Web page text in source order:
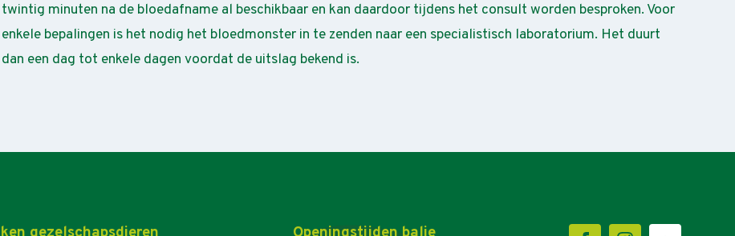
twintig minuten na de bloedafname al beschikbaar en kan daardoor tijdens het consult worden besproken. Voor
enkele bepalingen is het nodig het bloedmonster in te zenden naar een specialistisch laboratorium. Het duurt
dan een dag tot enkele dagen voordat de uitslag bekend is.